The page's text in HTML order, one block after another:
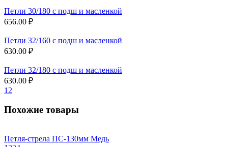
Петли 30/180 с подш и масленкой
656.00 ₽
Петли 32/160 с подш и масленкой
630.00 ₽
Петли 32/180 с подш и масленкой
630.00 ₽
1 2
Похожие товары
Петля-стрела ПС-130мм Медь